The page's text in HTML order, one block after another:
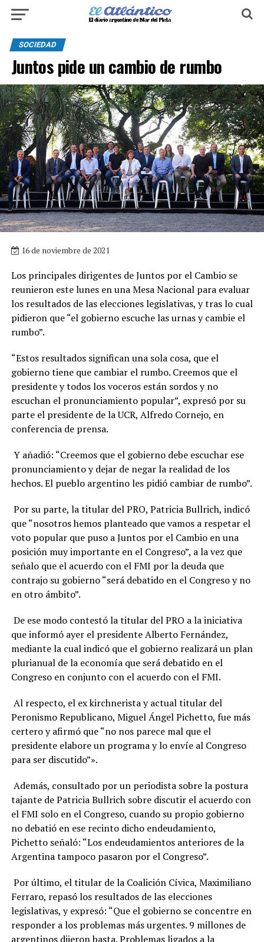
SOCIEDAD
Juntos pide un cambio de rumbo
16 de noviembre de 2021
Los principales dirigentes de Juntos por el Cambio se
reunieron este lunes en una Mesa Nacional para evaluar
los resultados de las elecciones legislativas, y tras lo cual
pidieron que “el gobierno escuche las urnas y cambie el
rumbo”.
“Estos resultados significan una sola cosa, que el
gobierno tiene que cambiar el rumbo. Creemos que el
presidente y todos los voceros están sordos y no
escuchan el pronunciamiento popular”, expresó por su
parte el presidente de la UCR, Alfredo Cornejo, en
conferencia de prensa.
Y añadió: “Creemos que el gobierno debe escuchar ese
pronunciamiento y dejar de negar la realidad de los
hechos. El pueblo argentino les pidió cambiar de rumbo”.
Por su parte, la titular del PRO, Patricia Bullrich, indicó
que “nosotros hemos planteado que vamos a respetar el
voto popular que puso a Juntos por el Cambio en una
posición muy importante en el Congreso”, a la vez que
señalo que el acuerdo con el FMI por la deuda que
contrajo su gobierno “será debatido en el Congreso y no
en otro ámbito”.
De ese modo contestó la titular del PRO a la iniciativa
que informó ayer el presidente Alberto Fernández,
mediante la cual indicó que el gobierno realizará un plan
plurianual de la economía que será debatido en el
Congreso en conjunto con el acuerdo con el FMI.
Al respecto, el ex kirchnerista y actual titular del
Peronismo Republicano, Miguel Ángel Pichetto, fue más
certero y afirmó que “no nos parece mal que el
presidente elabore un programa y lo envíe al Congreso
para ser discutido”».
Además, consultado por un periodista sobre la postura
tajante de Patricia Bullrich sobre discutir el acuerdo con
el FMI solo en el Congreso, cuando su propio gobierno
no debatió en ese recinto dicho endeudamiento,
Pichetto señaló: “Los endeudamientos anteriores de la
Argentina tampoco pasaron por el Congreso”.
Por último, el titular de la Coalición Cívica, Maximiliano
Ferraro, repasó los resultados de las elecciones
legislativas, y expresó: “Que el gobierno se concentre en
responder a los problemas más urgentes. 9 millones de
argentinos dijeron basta. Problemas ligados a la